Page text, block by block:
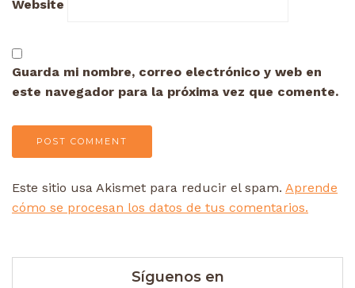
Website
Guarda mi nombre, correo electrónico y web en
este navegador para la próxima vez que comente.
Este sitio usa Akismet para reducir el spam. Aprende
cómo se procesan los datos de tus comentarios.
Síguenos en